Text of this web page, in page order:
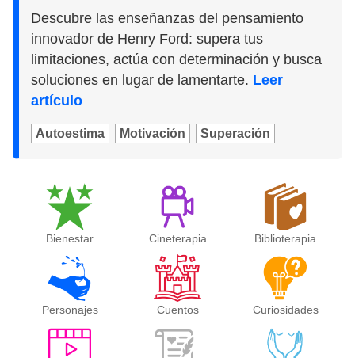
Descubre las enseñanzas del pensamiento
innovador de Henry Ford: supera tus
limitaciones, actúa con determinación y busca
soluciones en lugar de lamentarte. Leer
artículo
Autoestima Motivación Superación
Bienestar Cineterapia Biblioterapia
Personajes Cuentos Curiosidades